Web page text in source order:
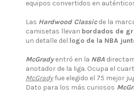
equipos convertidos en
Las Hardwood Classicde la
camisetas llevan bordados de
un detalle del logo de la NBA
McGradyentró en la NBA
anotador de la liga. Ocupa el
McGradyfue elegido el 75 mejor
Dato para los más curiosos